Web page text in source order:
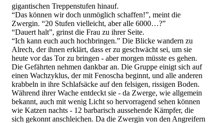
gigantischen Treppenstufen hinauf.
“Das können wir doch unmöglich schaffen!”, meint die
Zwergin. “20 Stufen vielleicht, aber alle 6000…?”
“Dauert halt”, grinst die Frau zu ihrer Seite.
“Ich kann euch auch hochbringen.” Die Blicke wandern zu
Alrech, der ihnen erklärt, dass er zu geschwächt sei, um sie
heute vor das Tor zu bringen - aber morgen müsste es gehen.
Die Gefährten nehmen dankbar an. Die Gruppe einigt sich auf
einen Wachzyklus, der mit Fenoscha beginnt, und alle anderen
krabbeln in ihre Schlafsäcke auf den felsigen, rissigen Boden.
Während ihrer Wache entdeckt sie - da Zwerge, wie allgemein
bekannt, auch mit wenig Licht so hervorragend sehen können
wie Katzen nachts - 12 barbarisch aussehende Kämpfer, die
sich gekonnt anschleichen. Da die Zwergin von den Angreifern